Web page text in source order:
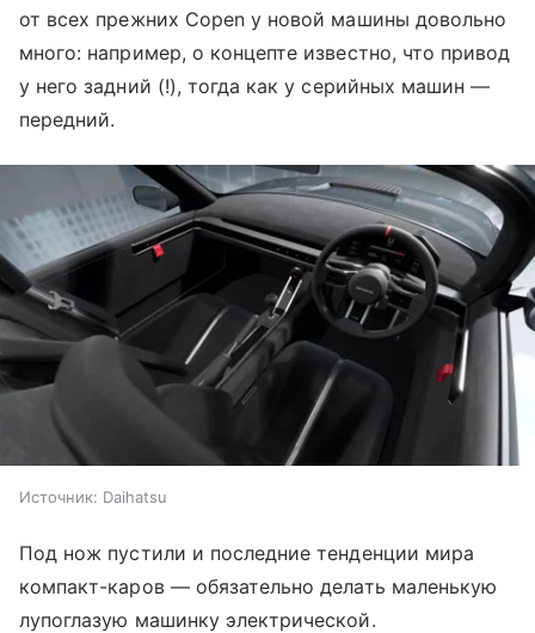
от всех прежних Copen у новой машины довольно
много: например, о концепте известно, что привод
у него задний (!), тогда как у серийных машин —
передний.
Источник: Daihatsu
Под нож пустили и последние тенденции мира
компакт-каров — обязательно делать маленькую
лупоглазую машинку электрической.